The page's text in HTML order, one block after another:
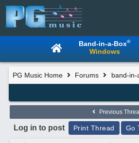
Band-in-a-Box®
Windows
PG Music Home Forums band-
Previous
Log in to post Print Thread Go